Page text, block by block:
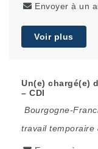
Envoyer à un
Voir plus
Un(e) chargé(e)
– CDI
Bourgogne-
travail temporaire